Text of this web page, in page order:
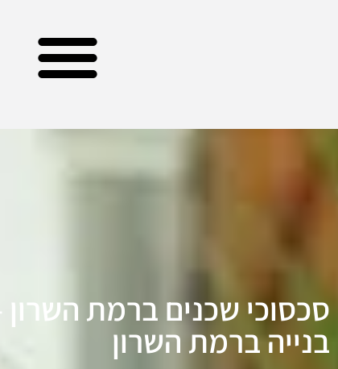
סכסוכי שכנים ברמת השרון
בנייה ברמת השרון